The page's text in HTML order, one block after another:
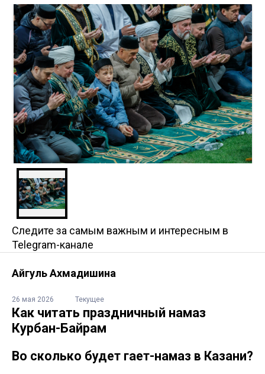
Следите за самым важным и интересным в
Telegram-канале
Айгуль Ахмадишина
26 мая 2026 Текущее
Как читать праздничный намаз
Курбан-Байрам
Во сколько будет гает-намаз в Казани?